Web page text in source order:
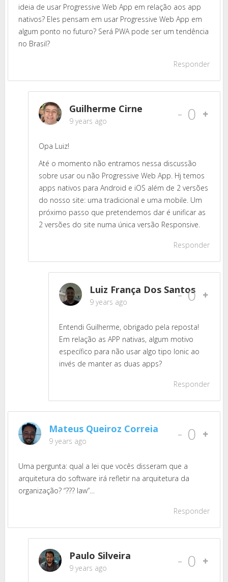
ideia de usar Progressive Web App em relação aos app
nativos? Eles pensam em usar Progressive Web App em
algum ponto no futuro? Será PWA pode ser um tendência
no Brasil?
Responder
Guilherme Cirne
9 years ago - 0
Opa Luiz!
Até o momento não entramos nessa discussão
sobre usar ou não Progressive Web App. Hj temos
apps nativos para Android e iOS além de 2 versões
do nosso site: uma tradicional e uma mobile. Um
próximo passo que pretendemos dar é unificar as
2 versões do site numa única versão Responsive.
Responder
Luiz França Dos Santos
9 years ago - 0
Entendi Guilherme, obrigado pela reposta!
Em relação as APP nativas, algum motivo
específico para não usar algo tipo Ionic ao
invés de manter as duas apps?
Responder
Mateus Queiroz Correia
9 years ago - 0
Uma pergunta: qual a lei que vocês disseram que a
arquitetura do software irá refletir na arquitetura da
organização? “??? law”…
Responder
Paulo Silveira
9 years ago - 0